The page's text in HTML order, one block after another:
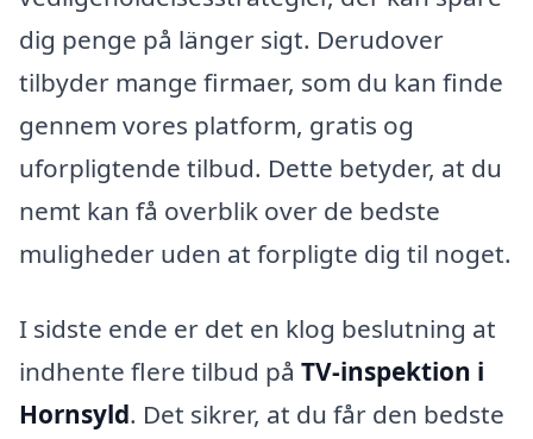
dig penge på länger sigt. Derudover
tilbyder mange firmaer, som du kan finde
gennem vores platform, gratis og
uforpligtende tilbud. Dette betyder, at du
nemt kan få overblik over de bedste
muligheder uden at forpligte dig til noget.
I sidste ende er det en klog beslutning at
indhente flere tilbud på TV-inspektion i
Hornsyld. Det sikrer, at du får den bedste